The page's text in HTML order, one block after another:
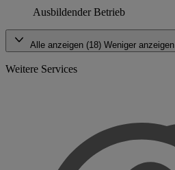
Ausbildender Betrieb
Alle anzeigen (18) Weniger anzeigen
Weitere Services